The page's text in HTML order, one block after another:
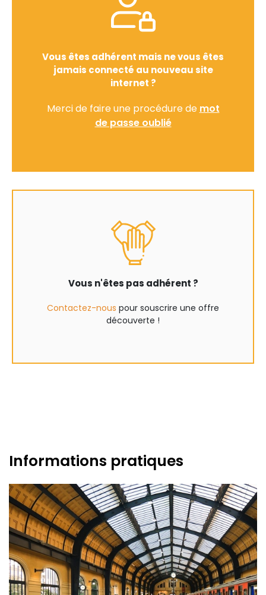
Vous êtes adhérent mais ne vous êtes
jamais connecté au nouveau site
internet ?
Merci de faire une procédure de mot
de passe oublié
Vous n'êtes pas adhérent ?
Contactez-nous pour souscrire une offre
découverte !
Informations pratiques